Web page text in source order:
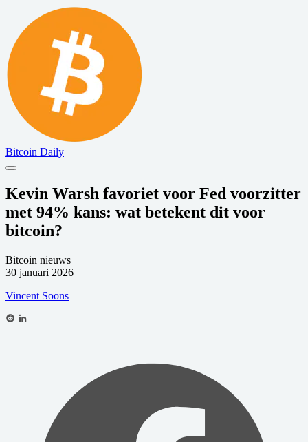
Bitcoin Daily
Kevin Warsh favoriet voor Fed voorzitter
met 94% kans: wat betekent dit voor
bitcoin?
Bitcoin nieuws
30 januari 2026
Vincent Soons